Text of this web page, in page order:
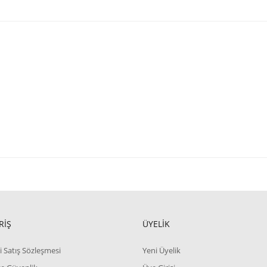
Sözleşmesi
ÜYELİK
Yeni Üyelik